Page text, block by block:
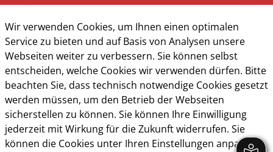
Kreisstadt Unna
Rathausplatz 1
59423 Unna
Tel:02303 - 1030
Wir verwenden Cookies, um Ihnen einen optimalen
Service zu bieten und auf Basis von Analysen unsere
Webseiten weiter zu verbessern. Sie können selbst
entscheiden, welche Cookies wir verwenden dürfen. Bitte
beachten Sie, dass technisch notwendige Cookies gesetzt
werden müssen, um den Betrieb der Webseiten
sicherstellen zu können. Sie können Ihre Einwilligung
jederzeit mit Wirkung für die Zukunft widerrufen. Sie
können die Cookies unter Ihren Einstellungen anpassen